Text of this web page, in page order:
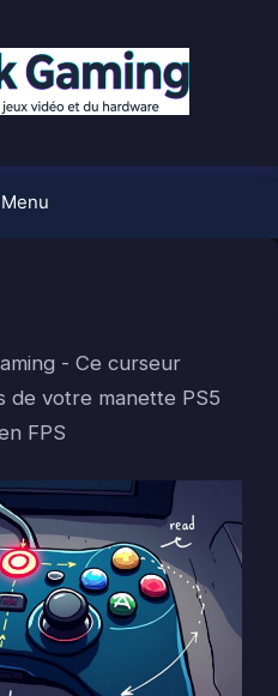
Menu
- Ce curseur
de votre manette PS5
FPS